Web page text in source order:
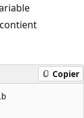
Copier